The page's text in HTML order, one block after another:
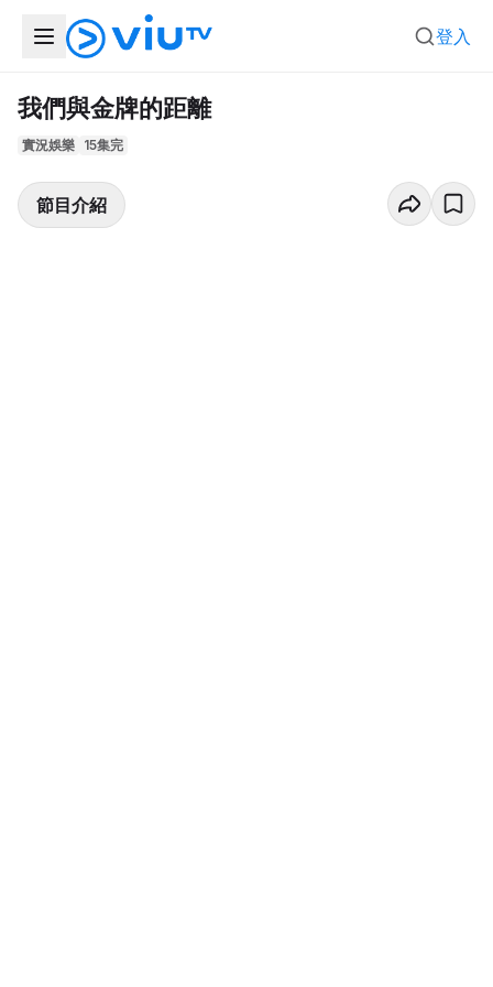
登入
我們與金牌的距離
實況娛樂 15集完
節目介紹